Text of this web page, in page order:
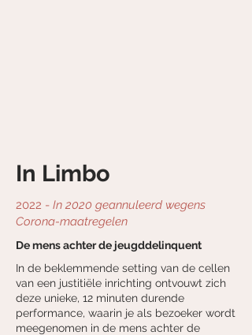
In Limbo
2022 - In 2020 geannuleerd wegens
Corona-maatregelen
De mens achter de jeugddelinquent
In de beklemmende setting van de cellen
van een justitiële inrichting ontvouwt zich
deze unieke, 12 minuten durende
performance, waarin je als bezoeker wordt
meegenomen in de mens achter de